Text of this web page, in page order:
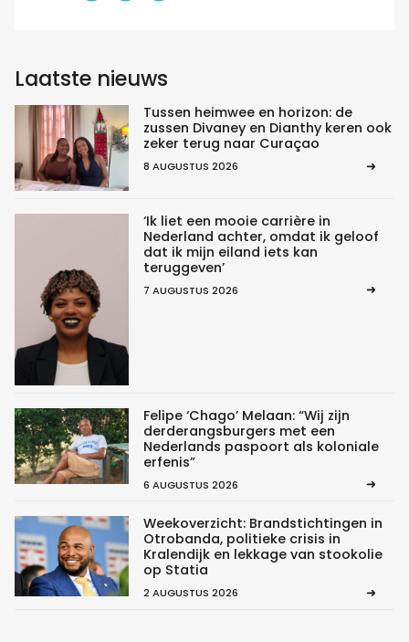
Laatste nieuws
Tussen heimwee en horizon: de
zussen Divaney en Dianthy keren ook
zeker terug naar Curaçao
8 AUGUSTUS 2026
‘Ik liet een mooie carrière in
Nederland achter, omdat ik geloof
dat ik mijn eiland iets kan
teruggeven’
7 AUGUSTUS 2026
Felipe ‘Chago’ Melaan: “Wij zijn
derderangsburgers met een
Nederlands paspoort als koloniale
erfenis”
6 AUGUSTUS 2026
Weekoverzicht: Brandstichtingen in
Otrobanda, politieke crisis in
Kralendijk en lekkage van stookolie
op Statia
2 AUGUSTUS 2026